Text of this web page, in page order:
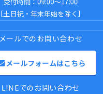
［土日祝・年末年始を除く］
メールでのお問い合わせ
メールフォームはこちら
LINEでのお問い合わせ